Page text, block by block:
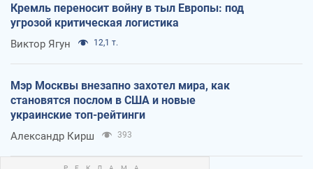
Кремль переносит войну в тыл Европы: под
угрозой критическая логистика
Виктор Ягун 12,1 т.
Мэр Москвы внезапно захотел мира, как
становятся послом в США и новые
украинские топ-рейтинги
Александр Кирш 393